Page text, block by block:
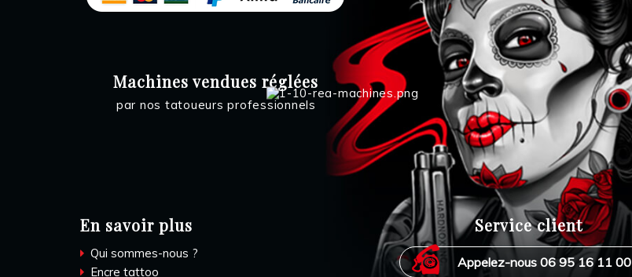
Machines vendues réglées
par nos tatoueurs professionnels
En savoir plus
Qui sommes-nous ?
Encre tattoo
Service client
Appelez-nous 06 95 16 11 00